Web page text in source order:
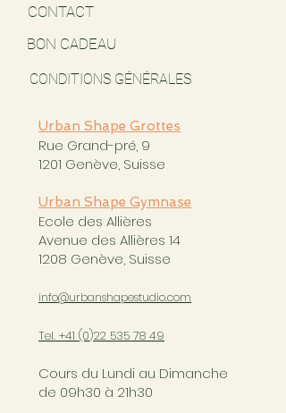
CONTACT
BON CADEAU
CONDITIONS GÉNÉRALES
Urban Shape Grottes
Rue Grand-pré, 9
1201 Genève, Suisse
Urban Shape Gymnase
Ecole des Allières
Avenue des Allières 14
1208 Genève, Suisse
info@urbanshapestudio.com
Tel. +41 (0)22 535 78 49
Cours du Lundi au Dimanche
de 09h30 à 21h30